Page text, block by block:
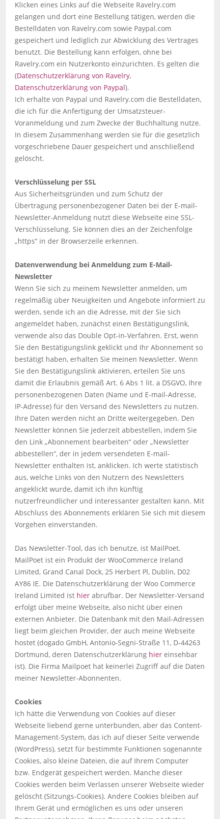
Klicken eines Links auf die Webseite Ravelry.com
gelangen und dort eine Bestellung tätigen, werden die
Bestelldaten von Ravelry.com sowie Paypal.com
gespeichert und lediglich zur Abwicklung des Vertrages
benutzt. Die Bestellung kann erfolgen, ohne bei
Ravelry.com ein Nutzerkonto einzurichten. Es gelten die
(Datenschutzerklärung von Ravelry,
Datenschutzerklärung von Paypal).
Ich erhalte von Paypal und Ravelry.com die Bestelldaten,
die ich für die Anfertigung der Umsatzsteuer-
Voranmeldung und zum Zwecke der Buchhaltung nutze.
In diesem Zusammenhang werden sie für die gesetzlich
vorgeschriebene Dauer gespeichert und anschließend
gelöscht.
Verschlüsselung per SSL
Aus Sicherheitsgründen und zum Schutz der
Übertragung personenbezogener Daten bei der E-mail-
Newsletter-Anmeldung nutzt diese Webseite eine SSL-
Verschlüsselung. Sie können dies an der Zeichenfolge
„https“ in der Browserzeile erkennen.
Datenverwendung bei Anmeldung zum E-Mail-
Newsletter
Wenn Sie sich zu meinem Newsletter anmelden, um
regelmäßig über Neuigkeiten und Angebote informiert zu
werden, sende ich an die Adresse, mit der Sie sich
angemeldet haben, zunächst einen Bestätigungslink,
verwende also das Double Opt-in-Verfahren. Erst, wenn
Sie den Bestätigungslink geklickt und Ihr Abonnement so
bestätigt haben, erhalten Sie meinen Newsletter. Wenn
Sie den Bestätigungslink aktivieren, erteilen Sie uns
damit die Erlaubnis gemäß Art. 6 Abs 1 lit. a DSGVO, Ihre
personenbezogenen Daten (Name und E-mail-Adresse,
IP-Adresse) für den Versand des Newsletters zu nutzen.
Ihre Daten werden nicht an Dritte weitergegeben. Den
Newsletter können Sie jederzeit abbestellen, indem Sie
den Link „Abonnement bearbeiten“ oder „Newsletter
abbestellen“, der in jedem versendeten E-mail-
Newsletter enthalten ist, anklicken. Ich werte statistisch
aus, welche Links von den Nutzern des Newsletters
angeklickt wurde, damit ich ihn künftig
nutzerfreundlicher und interessanter gestalten kann. Mit
Abschluss des Abonnements erklären Sie sich mit diesem
Vorgehen einverstanden.
Das Newsletter-Tool, das ich benutze, ist MailPoet.
MailPoet ist ein Produkt der WooCommerce Ireland
Limited, Grand Canal Dock, 25 Herbert Pl, Dublin, D02
AY86 IE. Die Datenschutzerklärung der Woo Commerce
Ireland Limited ist hier abrufbar. Der Newsletter-Versand
erfolgt über meine Webseite, also nicht über einen
externen Anbieter. Die Datenbank mit den Mail-Adressen
liegt beim gleichen Provider, der auch meine Webseite
hostet (dogado GmbH, Antonio-Segni-Straße 11, D-44263
Dortmund, deren Datenschutzerklärung hier einsehbar
ist). Die Firma Mailpoet hat keinerlei Zugriff auf die Daten
meiner Newsletter-Abonnenten.
Cookies
Ich hätte die Verwendung von Cookies auf dieser
Webseite liebend gerne unterbunden, aber das Content-
Management-System, das ich auf dieser Seite verwende
(WordPress), setzt für bestimmte Funktionen sogenannte
Cookies, also kleine Dateien, die auf Ihrem Computer
bzw. Endgerät gespeichert werden. Manche dieser
Cookies werden beim Verlassen unserer Webseite wieder
gelöscht (Sitzungs-Cookies). Andere Cookies bleiben auf
Ihrem Gerät und ermöglichen es uns oder unseren